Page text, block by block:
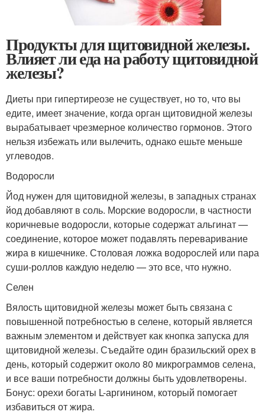
Продукты для щитовидной железы.
Влияет ли еда на работу щитовидной
железы?
Диеты при гипертиреозе не существует, но то, что вы
едите, имеет значение, когда орган щитовидной железы
вырабатывает чрезмерное количество гормонов. Этого
нельзя избежать или вылечить, однако ешьте меньше
углеводов.
Водоросли
Йод нужен для щитовидной железы, в западных странах
йод добавляют в соль. Морские водоросли, в частности
коричневые водоросли, которые содержат альгинат —
соединение, которое может подавлять переваривание
жира в кишечнике. Столовая ложка водорослей или пара
суши-роллов каждую неделю — это все, что нужно.
Селен
Вялость щитовидной железы может быть связана с
повышенной потребностью в селене, который является
важным элементом и действует как кнопка запуска для
щитовидной железы. Съедайте один бразильский орех в
день, который содержит около 80 микрограммов селена,
и все ваши потребности должны быть удовлетворены.
Бонус: орехи богаты L-аргинином, который помогает
избавиться от жира.